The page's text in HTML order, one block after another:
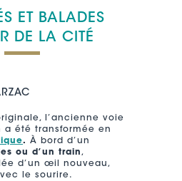
ET BALADES
DE LA CITÉ
l’ancienne voie
a été transformée en
. À bord d’un
ou d’un train,
d’un œil nouveau,
le sourire.